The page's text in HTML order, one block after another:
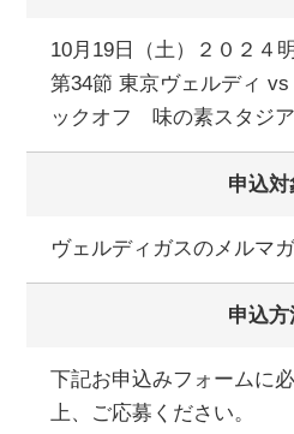
10月19日（土）２０２４
第34節 東京ヴェルディ
ックオフ 味の素スタジ
申込対
ヴェルディガスのメルマ
申込方
下記お申込みフォームに
上、ご応募ください。